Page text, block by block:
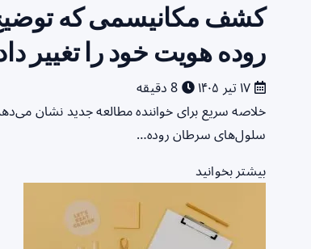
کشف مکانیسمی که
روده هویت خود را تغییر
سلول‌های سرطان روده…
بیشتر بخوانید